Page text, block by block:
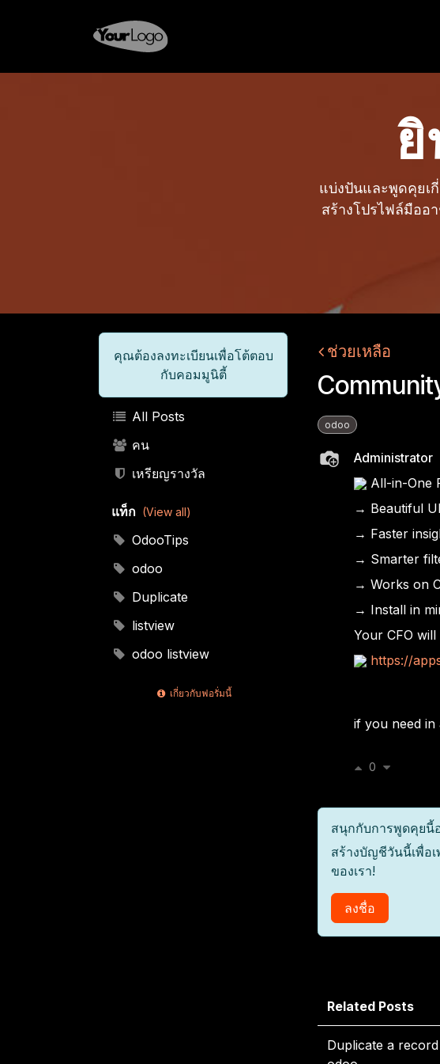
แบ่งปันและพูดคุยเ
สร้างโปรไฟล์มือ
คุณต้องลงทะเบียนเพื่อโต้ตอบ
กับคอมมูนิตี้
All Posts
คน
เหรียญรางวัล
แท็ก (View all)
OdooTips
odoo
Duplicate
listview
odoo listview
เกี่ยวกับฟอรั่มนี้
ช่วยเหลือ
odoo
Administrator
All-in-One
→ Beautiful UI
→ Faster
→ Smarter
→ Works on
→ Install in
Your CFO
https://
if you need in
0
สนุกกับการพูดคุยนี้
สร้างบัญชีวันนี้เพื่อ
ของเรา!
ลงชื่อ
Related Posts
Duplicate a